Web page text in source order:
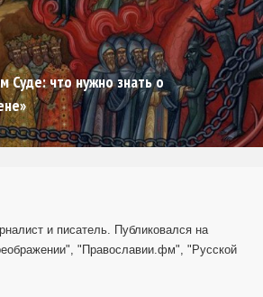
Суде: что нужно знать о
и писатель. Публиковался на
"Православии.фм", "Русской